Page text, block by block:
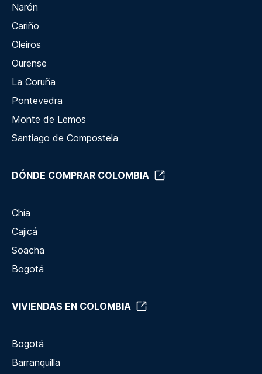
Narón
Cariño
Oleiros
Ourense
La Coruña
Pontevedra
Monte de Lemos
Santiago de Compostela
DÓNDE COMPRAR COLOMBIA
Chía
Cajicá
Soacha
Bogotá
VIVIENDAS EN COLOMBIA
Bogotá
Barranquilla